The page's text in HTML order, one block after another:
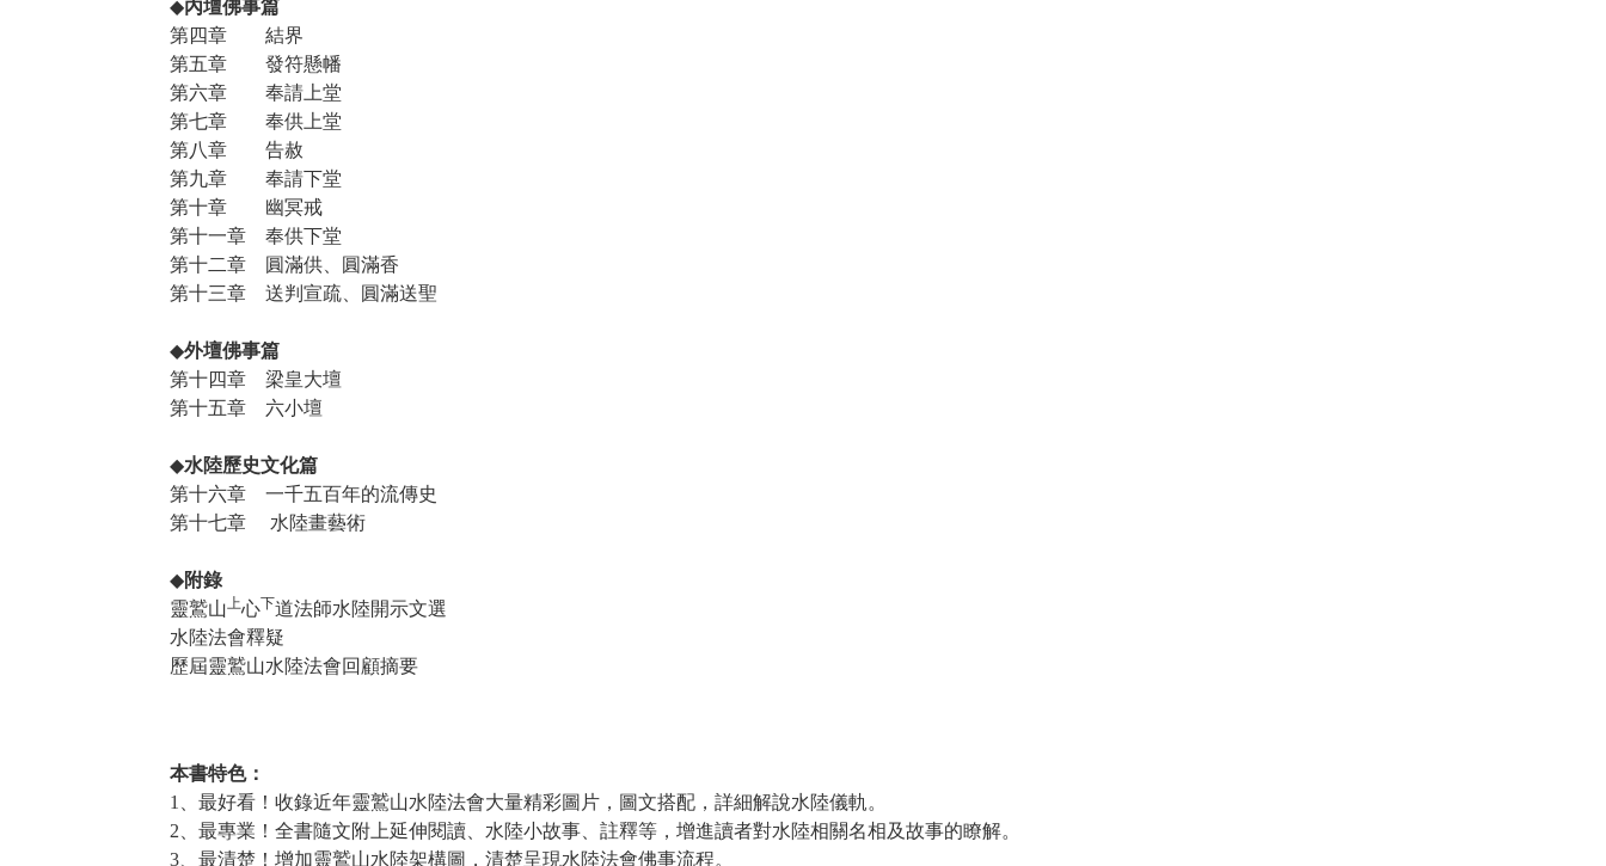
◆內壇佛事篇
第四章 結界
第五章 發符懸幡
第六章 奉請上堂
第七章 奉供上堂
第八章 告赦
第九章 奉請下堂
第十章 幽冥戒
第十一章 奉供下堂
第十二章 圓滿供、圓滿香
第十三章 送判宣疏、圓滿送聖
◆外壇佛事篇
第十四章 梁皇大壇
第十五章 六小壇
◆水陸歷史文化篇
第十六章 一千五百年的流傳史
第十七章 水陸畫藝術
◆附錄
靈鷲山上心下道法師水陸開示文選
水陸法會釋疑
歷屆靈鷲山水陸法會回顧摘要
本書特色：
1、最好看！收錄近年靈鷲山水陸法會大量精彩圖片，圖文搭配，詳細解說水陸儀軌。
2、最專業！全書隨文附上延伸閱讀、水陸小故事、註釋等，增進讀者對水陸相關名相及故事的瞭解。
3、最清楚！增加靈鷲山水陸架構圖，清楚呈現水陸法會佛事流程。